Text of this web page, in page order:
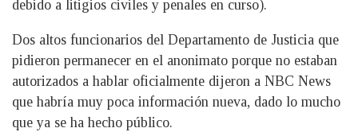
debido a litigios civiles y penales en curso).
Dos altos funcionarios del Departamento de Justicia que
pidieron permanecer en el anonimato porque no estaban
autorizados a hablar oficialmente dijeron a NBC News
que habría muy poca información nueva, dado lo mucho
que ya se ha hecho público.